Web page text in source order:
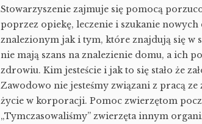
Stowarzyszenie zajmuje się pomocą
poprzez opiekę, leczenie i szukanie
znalezionym jak i tym, które znajdują się w
nie mają szans na znalezienie domu, a ich
zdrowiu. Kim jesteście i jak to się stało że
Zawodowo nie jesteśmy związani z pracą
życie w korporacji. Pomoc zwierzętom
„Tymczasowaliśmy” zwierzęta innym